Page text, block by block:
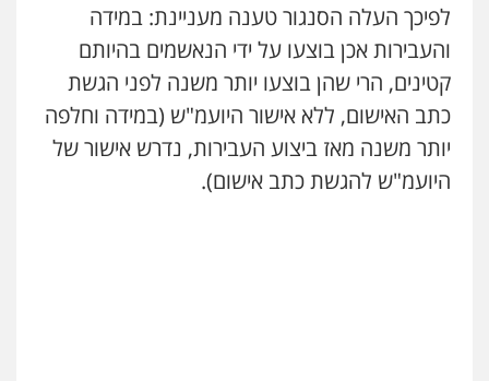
לפיכך העלה הסנגור טענה מעניינת: במידה
והעבירות אכן בוצעו על ידי הנאשמים בהיותם
קטינים, הרי שהן בוצעו יותר משנה לפני הגשת
כתב האישום, ללא אישור היועמ"ש (במידה וחלפה
יותר משנה מאז ביצוע העבירות, נדרש אישור של
היועמ"ש להגשת כתב אישום).